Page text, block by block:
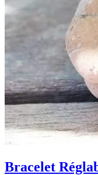
Bracelet